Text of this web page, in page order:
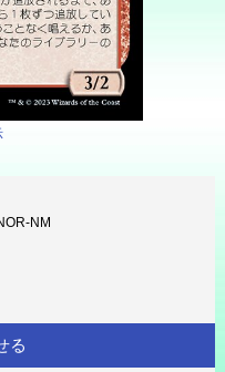
NM
る